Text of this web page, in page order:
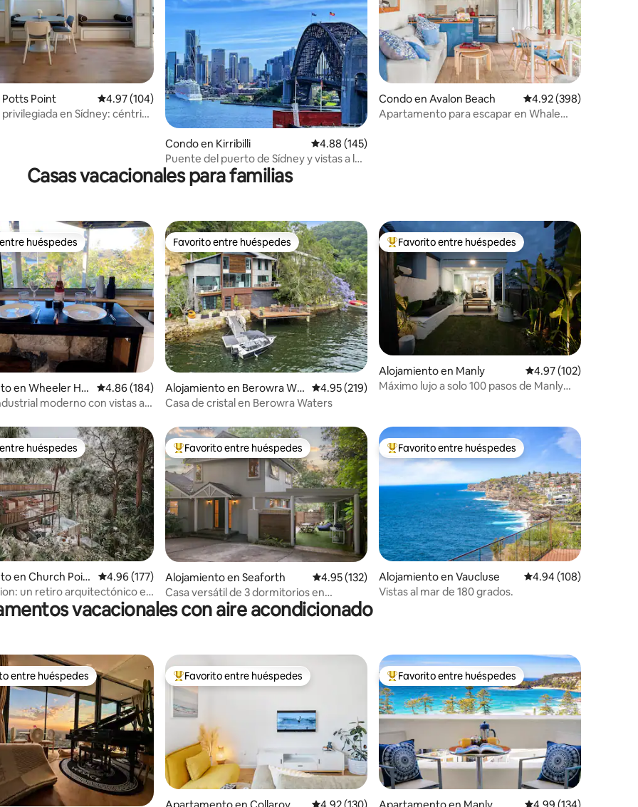
de 5, 120 reseñas
Point Calificación promedio: 4.97 de 5, 104 reseñas
4.97 (104)
en Sídney: céntrica
Condo en Kirribilli Calificación promedio: 4.88 de 5, 145 reseñas
4.88 (145)
Puente del puerto de Sídney y vistas a la
Ópera: 1 estacionamiento
Condo en Avalon Beach Calificación promedio:
4.92 (398)
Apartamento para escapar en Whale
Casas vacacionales para familias
de 5, 127 reseñas
huéspedes
huéspedes
en Wheeler Hei
Calificación promedio: 4.86 de 5, 184 reseñas
4.86 (184)
moderno con vistas al
Favorito entre huéspedes
Favorito entre huéspedes
Alojamiento en Berowra Wat
ers
Calificación promedio: 4.95 de 5, 219 reseñas
4.95 (219)
Casa de cristal en Berowra Waters
Favorito entre huéspedes preferido
Favorito entre huéspedes
Alojamiento en Manly Calificación promedio:
4.97 (102)
Máximo lujo a solo 100 pasos de Manly
de 5, 146 reseñas
huéspedes
huéspedes
en Church Poin
Calificación promedio: 4.96 de 5, 177 reseñas
4.96 (177)
un retiro arquitectónico en
Favorito entre huéspedes preferido
Favorito entre huéspedes
Alojamiento en Seaforth Calificación promedio: 4.95 de 5, 132 reseñas
4.95 (132)
Casa versátil de 3 dormitorios en
Seaforth
Favorito entre huéspedes preferido
Favorito entre huéspedes
Alojamiento en Vaucluse Calificación promedio:
4.94 (108)
Vistas al mar de 180 grados.
vacacionales con aire acondicionado
huéspedes preferido
entre huéspedes Favorito entre huéspedes preferido
Favorito entre huéspedes Favorito entre huéspedes preferido
Favorito entre huéspedes